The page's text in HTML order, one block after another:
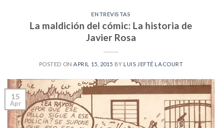
ENTREVISTAS
La maldición del cómic: La historia de
Javier Rosa
POSTED ONAPRIL 15, 2015 BY LUIS JEFTÉ LACOURT
15
Apr